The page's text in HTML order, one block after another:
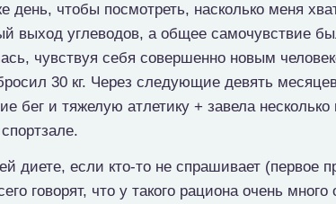
день, чтобы посмотреть, насколько меня
выход углеводов, а общее самочувствие
чувствуя себя совершенно новым
30 кг. Через следующие девять
бег и тяжелую атлетику + завела
диете, если кто-то не спрашивает (первое
говорят, что у такого рациона очень